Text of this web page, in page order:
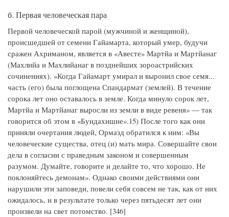
б. Первая человеческая пара
Первой человеческой парой (мужчиной и женщиной),
происшедшей от семени Гайамарта, который умер, будучи
сражен Ахриманом, является в «Авесте» Мартйа и Мартйанаг
(Махлийа и Махлийанаг в позднейших зороастрийских
сочинениях). «Когда Гайамарт умирал и выронил свое семя...
часть (его) была поглощена Спандармат (землей). В течение
сорока лет оно оставалось в земле. Когда минуло сорок лет,
Мартйа и Мартйанаг выросли из земли в виде ревеня» — так
говорится об этом в «Бундахишне».15) После того как они
приняли очертания людей, Ормазд обратился к ним: «Вы
человеческие существа, отец (и) мать мира. Совершайте свои
дела в согласии с праведным законом и совершенным
разумом. Думайте, говорите и делайте то, что хорошо. Не
поклоняйтесь демонам». Однако своими действиями они
нарушили эти заповеди, повели себя совсем не так, как от них
ожидалось, и в результате только через пятьдесят лет они
произвели на свет потомство. [346]